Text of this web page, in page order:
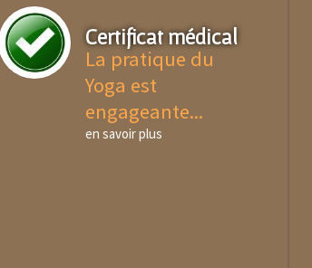
Certificat médical
La pratique du
Yoga est
engageante...
en savoir plus